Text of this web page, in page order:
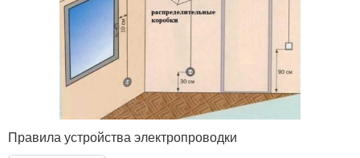
Правила устройства электропроводки